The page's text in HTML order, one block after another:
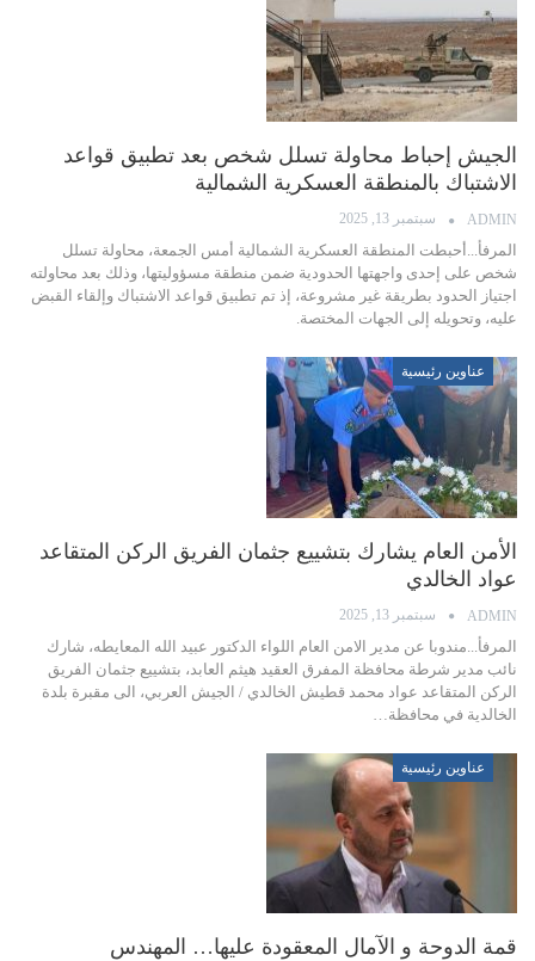
الجيش إحباط محاولة تسلل شخص بعد تطبيق قواعد
الاشتباك بالمنطقة العسكرية الشمالية
ADMIN سبتمبر 13, 2025
المرفأ...أحبطت المنطقة العسكرية الشمالية أمس الجمعة، محاولة تسلل
شخص على إحدى واجهتها الحدودية ضمن منطقة مسؤوليتها، وذلك بعد محاولته
اجتياز الحدود بطريقة غير مشروعة، إذ تم تطبيق قواعد الاشتباك وإلقاء القبض
عليه، وتحويله إلى الجهات المختصة.
عناوين رئيسية
الأمن العام يشارك بتشييع جثمان الفريق الركن المتقاعد
عواد الخالدي
ADMIN سبتمبر 13, 2025
المرفأ...مندوبا عن مدير الامن العام اللواء الدكتور عبيد الله المعايطه، شارك
نائب مدير شرطة محافظة المفرق العقيد هيثم العابد، بتشييع جثمان الفريق
الركن المتقاعد عواد محمد قطيش الخالدي / الجيش العربي، الى مقبرة بلدة
الخالدية في محافظة…
عناوين رئيسية
قمة الدوحة و الآمال المعقودة عليها… المهندس